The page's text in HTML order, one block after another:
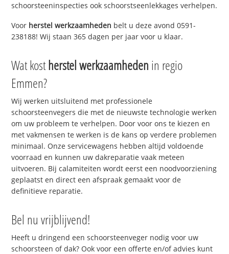
schoorsteeninspecties ook schoorstseenlekkages verhelpen.
Voor herstel werkzaamheden belt u deze avond 0591-
238188! Wij staan 365 dagen per jaar voor u klaar.
Wat kostherstel werkzaamheden in regio
Emmen?
Wij werken uitsluitend met professionele
schoorsteenvegers die met de nieuwste technologie werken
om uw probleem te verhelpen. Door voor ons te kiezen en
met vakmensen te werken is de kans op verdere problemen
minimaal. Onze servicewagens hebben altijd voldoende
voorraad en kunnen uw dakreparatie vaak meteen
uitvoeren. Bij calamiteiten wordt eerst een noodvoorziening
geplaatst en direct een afspraak gemaakt voor de
definitieve reparatie.
Bel nu vrijblijvend!
Heeft u dringend een schoorsteenveger nodig voor uw
schoorsteen of dak? Ook voor een offerte en/of advies kunt